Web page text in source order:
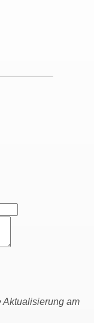
Aktualisierung am